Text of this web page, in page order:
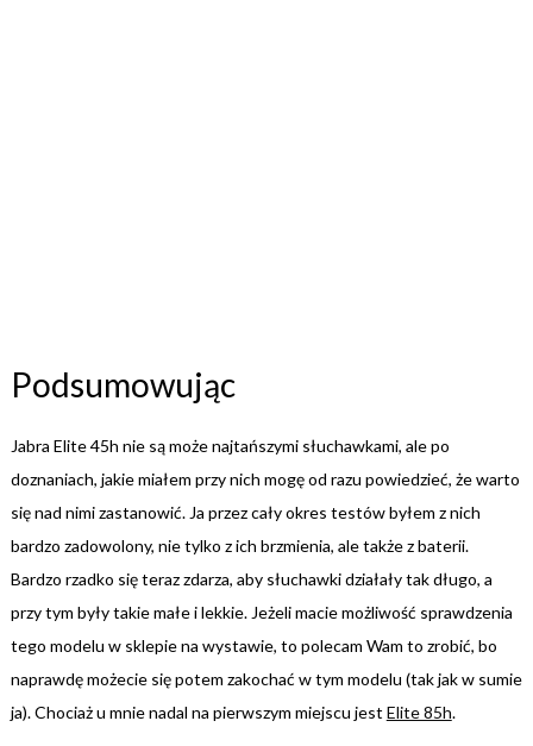
Podsumowując
Jabra Elite 45h nie są może najtańszymi słuchawkami, ale po
doznaniach, jakie miałem przy nich mogę od razu powiedzieć, że warto
się nad nimi zastanowić. Ja przez cały okres testów byłem z nich
bardzo zadowolony, nie tylko z ich brzmienia, ale także z baterii.
Bardzo rzadko się teraz zdarza, aby słuchawki działały tak długo, a
przy tym były takie małe i lekkie. Jeżeli macie możliwość sprawdzenia
tego modelu w sklepie na wystawie, to polecam Wam to zrobić, bo
naprawdę możecie się potem zakochać w tym modelu (tak jak w sumie
ja). Chociaż u mnie nadal na pierwszym miejscu jest Elite 85h.